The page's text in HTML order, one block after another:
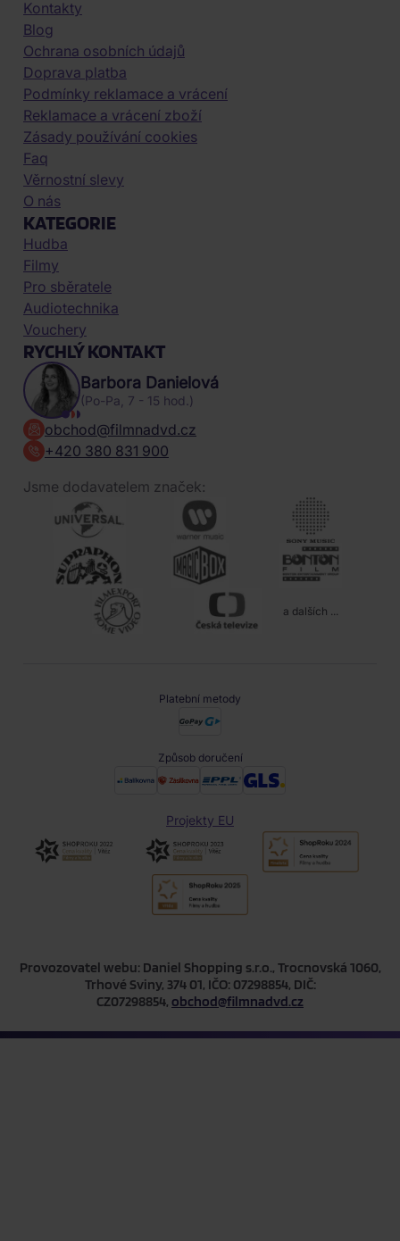
Kontakty
Blog
Ochrana osobních údajů
Doprava platba
Podmínky reklamace a vrácení
Reklamace a vrácení zboží
Zásady používání cookies
Faq
Věrnostní slevy
O nás
KATEGORIE
Hudba
Filmy
Pro sběratele
Audiotechnika
Vouchery
RYCHLÝ KONTAKT
Barbora Danielová
(Po-Pa, 7 - 15 hod.)
obchod@filmnadvd.cz
+420 380 831 900
Jsme dodavatelem značek:
a dalších ...
Platební metody
Způsob doručení
Projekty EU
Provozovatel webu: Daniel Shopping s.r.o., Trocnovská 1060,
Trhové Sviny, 374 01, IČO: 07298854, DIČ:
CZ07298854, obchod@filmnadvd.cz